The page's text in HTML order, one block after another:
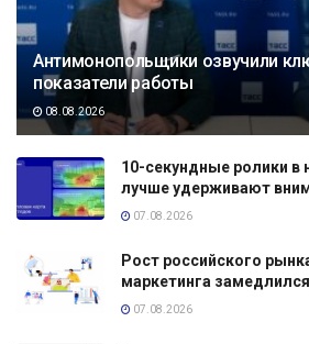
Антимонопольщики озвучили
показатели работы
08.08.2026
10-секундные ролики в
лучше удерживают
07.08.2026
Рост российского
маркетинга
07.08.2026